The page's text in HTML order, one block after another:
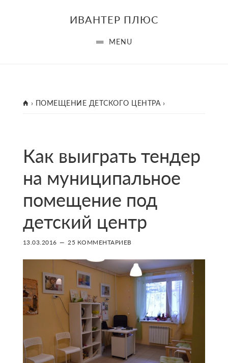
ИВАНТЕР ПЛЮС
MENU
ГЛАВНАЯ
› ПОМЕЩЕНИЕ ДЕТСКОГО ЦЕНТРА ›
Как выиграть тендер
на муниципальное
помещение под
детский центр
13.03.2016 25 КОММЕНТАРИЕВ